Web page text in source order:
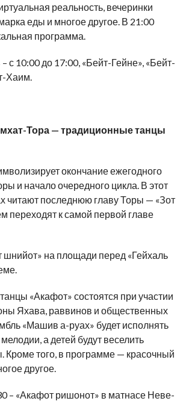
реальность, вечеринки
еды и многое другое. В 21:00
программа.
с 10:00 до 17:00, «Бейт-Гейне», «Бейт-
Хаим.
Тора — традиционные танцы
окончание ежегодного
и начало очередного цикла. В этот
читают последнюю главу Торы — «Зот
переходят к самой первой главе
шнийот» на площади перед «Гейхаль
«Акафот» состоятся при участии
Яхава, раввинов и общественных
«Машив а-руах» будет исполнять
а детей будут веселить
Кроме того, в программе — красочный
другое.
– «Акафот ришонот» в матнасе Неве-